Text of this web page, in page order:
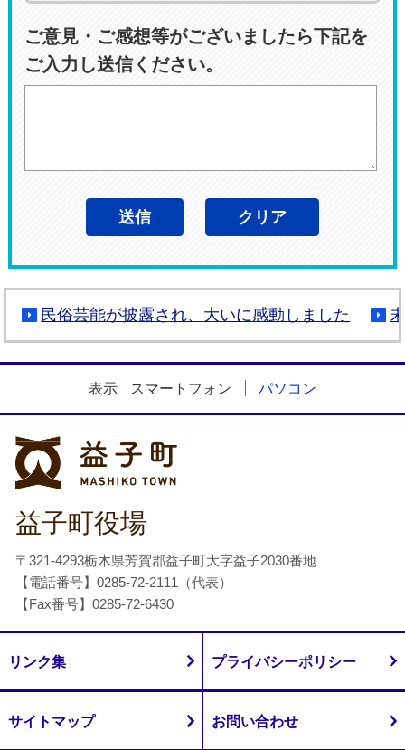
ご意見・ご感想等がございましたら下記を
ご入力し送信ください。
民俗芸能が披露され、大いに感動しました
表示 スマートフォン パソコン
益子町役場
〒321-4293栃木県芳賀郡益子町大字益子2030番地
【電話番号】0285-72-2111（代表）
【Fax番号】0285-72-6430
リンク集 プライバシーポリシー
サイトマップ お問い合わせ